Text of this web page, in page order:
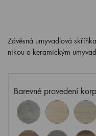
Závěsná umyvadlová
nikou a keramickým
Barevné provedení